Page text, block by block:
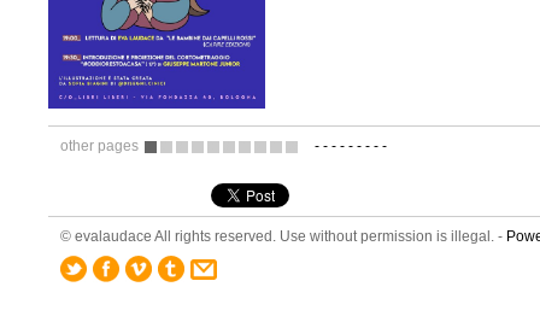
other pages - - - - - - - - -
© evalaudace All rights reserved. Use without permission is illegal. -